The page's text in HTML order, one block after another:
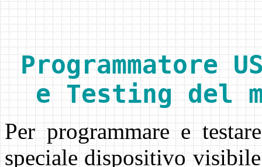
Programmatore
e Testing del
Per programmare e
speciale dispositivo